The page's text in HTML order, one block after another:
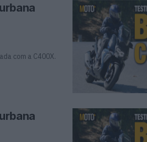
com a C400X.